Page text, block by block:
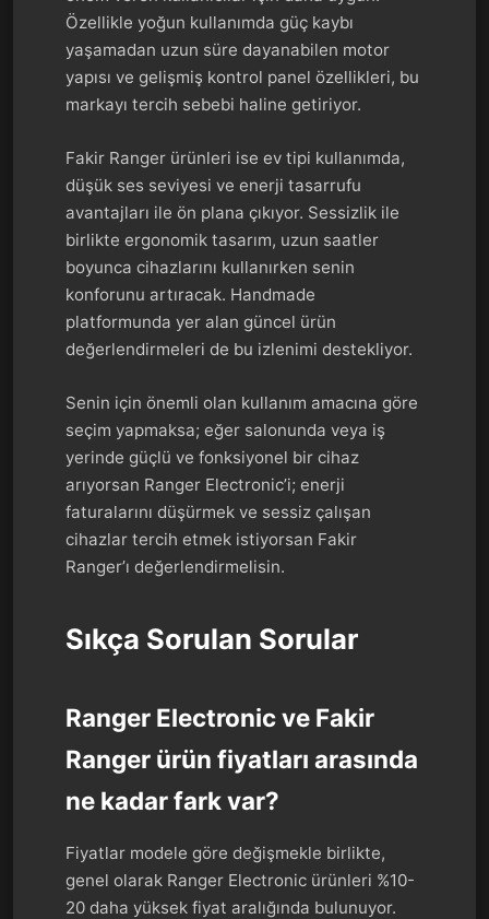
Özellikle yoğun kullanımda güç kaybı
yaşamadan uzun süre dayanabilen motor
yapısı ve gelişmiş kontrol panel özellikleri, bu
markayı tercih sebebi haline getiriyor.
Fakir Ranger ürünleri ise ev tipi kullanımda,
düşük ses seviyesi ve enerji tasarrufu
avantajları ile ön plana çıkıyor. Sessizlik ile
birlikte ergonomik tasarım, uzun saatler
boyunca cihazlarını kullanırken senin
konforunu artıracak. Handmade
platformunda yer alan güncel ürün
değerlendirmeleri de bu izlenimi destekliyor.
Senin için önemli olan kullanım amacına göre
seçim yapmaksa; eğer salonunda veya iş
yerinde güçlü ve fonksiyonel bir cihaz
arıyorsan Ranger Electronic’i; enerji
faturalarını düşürmek ve sessiz çalışan
cihazlar tercih etmek istiyorsan Fakir
Ranger’ı değerlendirmelisin.
Sıkça Sorulan Sorular
Ranger Electronic ve Fakir
Ranger ürün fiyatları arasında
ne kadar fark var?
Fiyatlar modele göre değişmekle birlikte,
genel olarak Ranger Electronic ürünleri %10-
20 daha yüksek fiyat aralığında bulunuyor.